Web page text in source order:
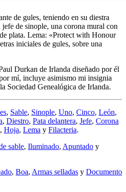
de gules, teniendo en su diestra
jefe de sinople, una corona mural con
plata. Lema: «Protect with Honour
iniciales de gules, sobre una
Durkan de Irlanda diseñado por él
mí, incluye asimismo mi insignia
Sociedad Genealógica de Irlanda.
, Sable, Sinople, Uno, Cinco, León,
, Diestro, Pata delantera, Jefe, Corona
, Hoja, Lema y Filacteria.
sable, Iluminado, Apuntado y
, Boa, Armas selladas y Documento